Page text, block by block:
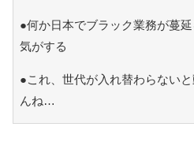
●何か日本でブラック業務が蔓
気がする
●これ、世代が入れ替わらない
んね…